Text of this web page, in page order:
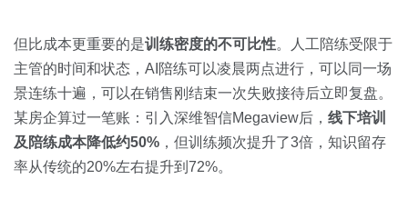
但比成本更重要的是训练密度的不可比性。人工陪练受限于
主管的时间和状态，AI陪练可以凌晨两点进行，可以同一场
景连练十遍，可以在销售刚结束一次失败接待后立即复盘。
某房企算过一笔账：引入深维智信Megaview后， 线下培训
及陪练成本降低约50% ，但训练频次提升了3倍，知识留存
率从传统的20%左右提升到72%。